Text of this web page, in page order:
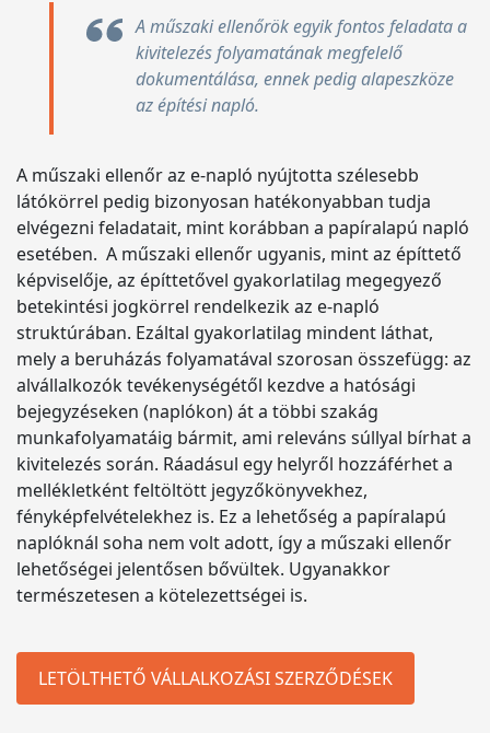
A műszaki ellenőrök egyik fontos feladata a
kivitelezés folyamatának megfelelő
dokumentálása, ennek pedig alapeszköze
az építési napló.
A műszaki ellenőr az e-napló nyújtotta szélesebb
látókörrel pedig bizonyosan hatékonyabban tudja
elvégezni feladatait, mint korábban a papíralapú napló
esetében. A műszaki ellenőr ugyanis, mint az építtető
képviselője, az építtetővel gyakorlatilag megegyező
betekintési jogkörrel rendelkezik az e-napló
struktúrában. Ezáltal gyakorlatilag mindent láthat,
mely a beruházás folyamatával szorosan összefügg: az
alvállalkozók tevékenységétől kezdve a hatósági
bejegyzéseken (naplókon) át a többi szakág
munkafolyamatáig bármit, ami releváns súllyal bírhat a
kivitelezés során. Ráadásul egy helyről hozzáférhet a
mellékletként feltöltött jegyzőkönyvekhez,
fényképfelvételekhez is. Ez a lehetőség a papíralapú
naplóknál soha nem volt adott, így a műszaki ellenőr
lehetőségei jelentősen bővültek. Ugyanakkor
természetesen a kötelezettségei is.
LETÖLTHETŐ VÁLLALKOZÁSI SZERZŐDÉSEK